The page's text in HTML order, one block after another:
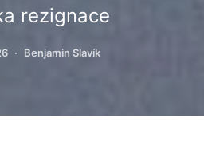
rezignace
Benjamin Slavík